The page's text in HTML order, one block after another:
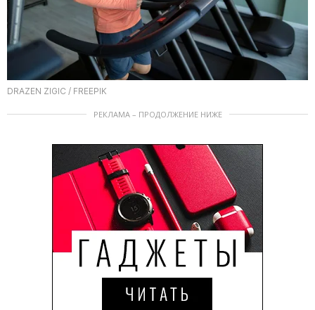
DRAZEN ZIGIC / FREEPIK
РЕКЛАМА – ПРОДОЛЖЕНИЕ НИЖЕ